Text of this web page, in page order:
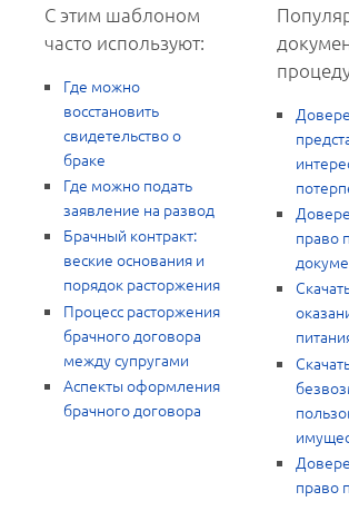
С этим шаблоном
часто используют:
Где можно
восстановить
свидетельство о
браке
Где можно подать
заявление на развод
Брачный контракт:
веские основания и
порядок расторжения
Процесс расторжения
брачного договора
между супругами
Аспекты оформления
брачного договора
право
право